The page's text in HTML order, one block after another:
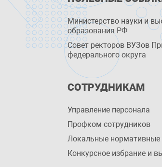
Министерство науки и
образования РФ
Совет ректоров ВУЗов
федерального округа
СОТРУДНИКАМ
Управление персоналa
Профком сотрудников
Локальные нормативные
Конкурсное избрание и